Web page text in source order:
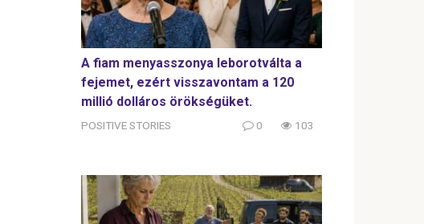
A fiam menyasszonya leborotválta a
fejemet, ezért visszavontam a 120
millió dolláros örökségüket.
POSITIVE STORIES 0 103